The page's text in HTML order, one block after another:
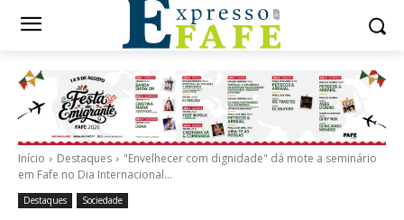
Início Destaques
"Envelhecer com dignidade" dá mote a seminário
em Fafe no Dia Internacional...
Destaques Sociedade